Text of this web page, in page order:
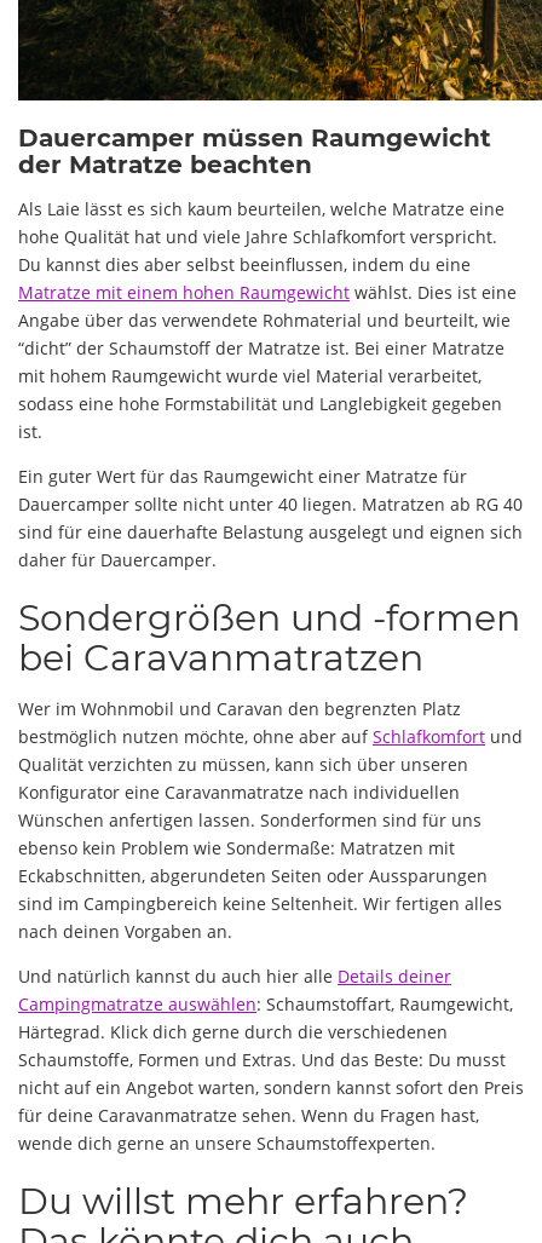
Dauercamper müssen Raumgewicht
der Matratze beachten
Als Laie lässt es sich kaum beurteilen, welche Matratze eine
hohe Qualität hat und viele Jahre Schlafkomfort verspricht.
Du kannst dies aber selbst beeinflussen, indem du eine
Matratze mit einem hohen Raumgewicht wählst. Dies ist eine
Angabe über das verwendete Rohmaterial und beurteilt, wie
“dicht” der Schaumstoff der Matratze ist. Bei einer Matratze
mit hohem Raumgewicht wurde viel Material verarbeitet,
sodass eine hohe Formstabilität und Langlebigkeit gegeben
ist.
Ein guter Wert für das Raumgewicht einer Matratze für
Dauercamper sollte nicht unter 40 liegen. Matratzen ab RG 40
sind für eine dauerhafte Belastung ausgelegt und eignen sich
daher für Dauercamper.
Sondergrößen und -formen
bei Caravanmatratzen
Wer im Wohnmobil und Caravan den begrenzten Platz
bestmöglich nutzen möchte, ohne aber aufSchlafkomfort und
Qualität verzichten zu müssen, kann sich über unseren
Konfigurator eine Caravanmatratze nach individuellen
Wünschen anfertigen lassen. Sonderformen sind für uns
ebenso kein Problem wie Sondermaße: Matratzen mit
Eckabschnitten, abgerundeten Seiten oder Aussparungen
sind im Campingbereich keine Seltenheit. Wir fertigen alles
nach deinen Vorgaben an.
Und natürlich kannst du auch hier alle Details deiner
Campingmatratze auswählen: Schaumstoffart, Raumgewicht,
Härtegrad. Klick dich gerne durch die verschiedenen
Schaumstoffe, Formen und Extras. Und das Beste: Du musst
nicht auf ein Angebot warten, sondern kannst sofort den Preis
für deine Caravanmatratze sehen. Wenn du Fragen hast,
wende dich gerne an unsere Schaumstoffexperten.
Du willst mehr erfahren?